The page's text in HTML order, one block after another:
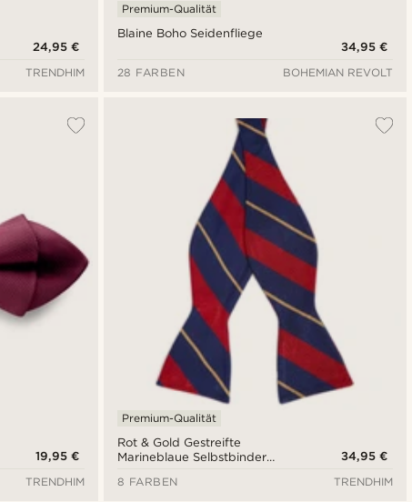
24,95 €
TRENDHIM
Blaine Boho Seidenfliege
Premium-Qualität
34,95 €
28 FARBEN
BOHEMIAN REVOLT
19,95 €
TRENDHIM
Rot & Gold Gestreifte
Marineblaue Selbstbinder
Premium-Qualität
34,95 €
8 FARBEN
TRENDHIM